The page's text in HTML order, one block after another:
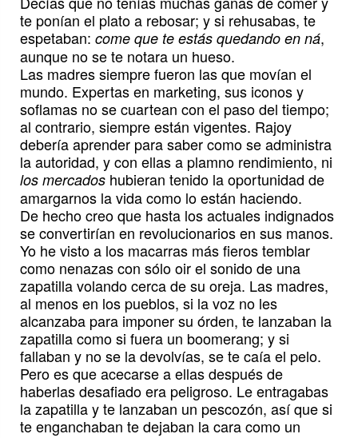
te ponían el plato a rebosar; y si rehusabas, te
espetaban: come que te estás quedando en ná,
aunque no se te notara un hueso.
Las madres siempre fueron las que movían el
mundo. Expertas en marketing, sus iconos y
soflamas no se cuartean con el paso del tiempo;
al contrario, siempre están vigentes. Rajoy
debería aprender para saber como se administra
la autoridad, y con ellas a plamno rendimiento, ni
los mercados hubieran tenido la oportunidad de
amargarnos la vida como lo están haciendo.
De hecho creo que hasta los actuales indignados
se convertirían en revolucionarios en sus manos.
Yo he visto a los macarras más fieros temblar
como nenazas con sólo oir el sonido de una
zapatilla volando cerca de su oreja. Las madres,
al menos en los pueblos, si la voz no les
alcanzaba para imponer su órden, te lanzaban la
zapatilla como si fuera un boomerang; y si
fallaban y no se la devolvías, se te caía el pelo.
Pero es que acecarse a ellas después de
haberlas desafiado era peligroso. Le entragabas
la zapatilla y te lanzaban un pescozón, así que si
te enganchaban te dejaban la cara como un